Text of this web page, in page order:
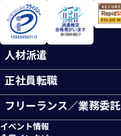
人材派遣
正社員転職
フリーランス／業務委託
イベント情報